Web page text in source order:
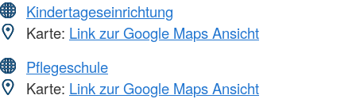
Kindertageseinrichtung
Karte: Link zur Google Maps Ansicht
Pflegeschule
Karte: Link zur Google Maps Ansicht